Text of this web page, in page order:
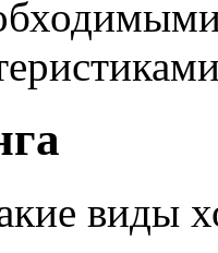
виды